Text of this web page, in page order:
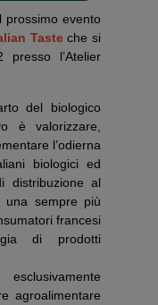
prossimo evento
Tasteche si
l’Atelier
del biologico
è valorizzare,
l’odierna
biologici ed
distribuzione al
sempre più
francesi
di prodotti
agroalimentare